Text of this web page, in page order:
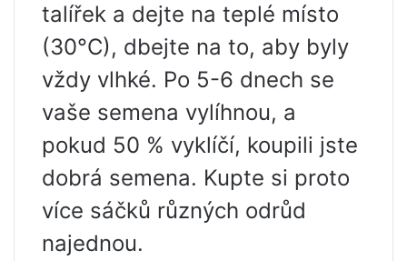
talířek a dejte na teplé místo
(30°C), dbejte na to, aby byly
vždy vlhké. Po 5-6 dnech se
vaše semena vylíhnou, a
pokud 50 % vyklíčí, koupili jste
dobrá semena. Kupte si proto
více sáčků různých odrůd
najednou.